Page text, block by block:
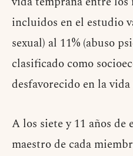
incluidos en el estudio
sexual) al 11% (abuso
clasificado como
desfavorecido en la
A los siete y 11 años de
maestro de cada